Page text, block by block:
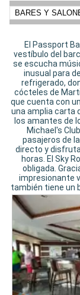
BARES Y
El Passport
vestíbulo del
se escucha
inusual para
refrigerado,
cócteles de
que cuenta con
una amplia carta
los amantes de
Michael's
pasajeros de
directo y
horas. El Sky
obligada.
impresionante
también tiene un